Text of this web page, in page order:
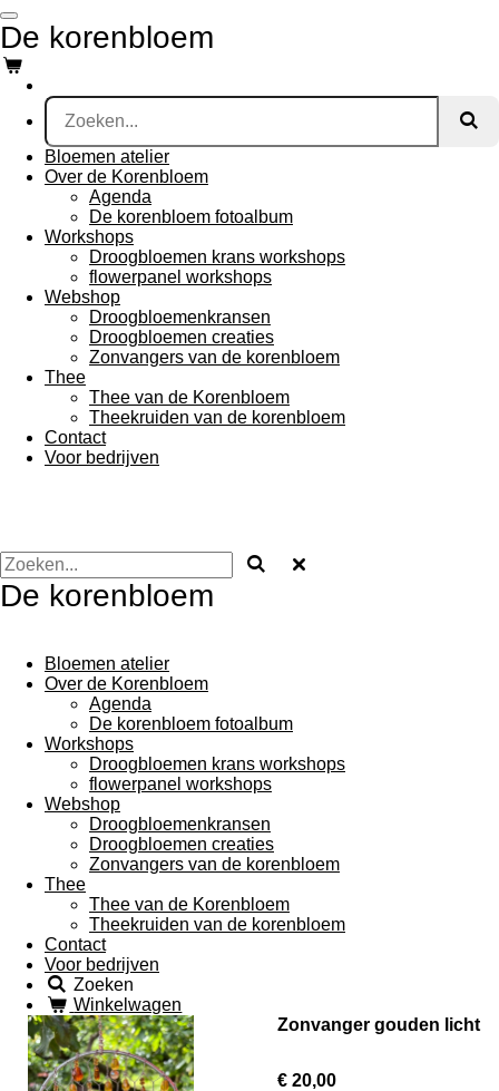
Ga
direct
naar
de
hoofdinhoud
De korenbloem
Bloemen atelier
Over de Korenbloem
Agenda
De korenbloem fotoalbum
Workshops
Droogbloemen krans workshops
flowerpanel workshops
Webshop
Droogbloemenkransen
Droogbloemen creaties
Zonvangers van de korenbloem
Thee
Thee van de Korenbloem
Theekruiden van de korenbloem
Contact
Voor bedrijven
De korenbloem
Bloemen atelier
Over de Korenbloem
Agenda
De korenbloem fotoalbum
Workshops
Droogbloemen krans workshops
flowerpanel workshops
Webshop
Droogbloemenkransen
Droogbloemen creaties
Zonvangers van de korenbloem
Thee
Thee van de Korenbloem
Theekruiden van de korenbloem
Contact
Voor bedrijven
Zoeken
Winkelwagen
Zonvanger gouden licht
€ 20,00